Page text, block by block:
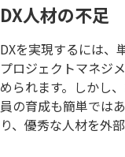
DX人材の不足
DXを実現するには、
プロジェクトマネジ
められます。しかし
員の育成も簡単では
り、優秀な人材を外